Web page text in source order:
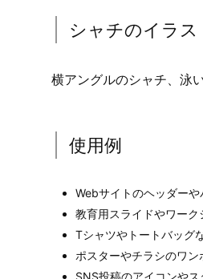
シャチのイラス
横アングルのシャチ、泳
使用例
Webサイトのヘッダー
教育用スライドやワー
Tシャツやトートバッグ
ポスターやチラシのワ
SNS投稿のアイコンや